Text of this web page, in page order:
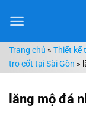
đến
dungTrang chủ » Thiết kế
tro cốt tại Sài Gòn »
lăng mộ đá